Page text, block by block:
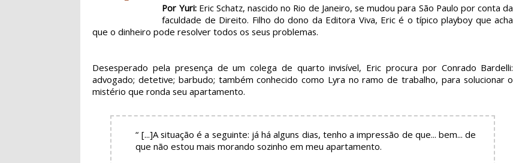
Por Yuri: Eric Schatz, nascido no Rio de Janeiro, se mudou para São Paulo por conta da
faculdade de Direito. Filho do dono da Editora Viva, Eric é o típico playboy que acha
que o dinheiro pode resolver todos os seus problemas.
Desesperado pela presença de um colega de quarto invisível, Eric procura por Conrado Bardelli:
advogado; detetive; barbudo; também conhecido como Lyra no ramo de trabalho, para solucionar o
mistério que ronda seu apartamento.
“ [...]A situação é a seguinte: já há alguns dias, tenho a impressão de que... bem... de
que não estou mais morando sozinho em meu apartamento.